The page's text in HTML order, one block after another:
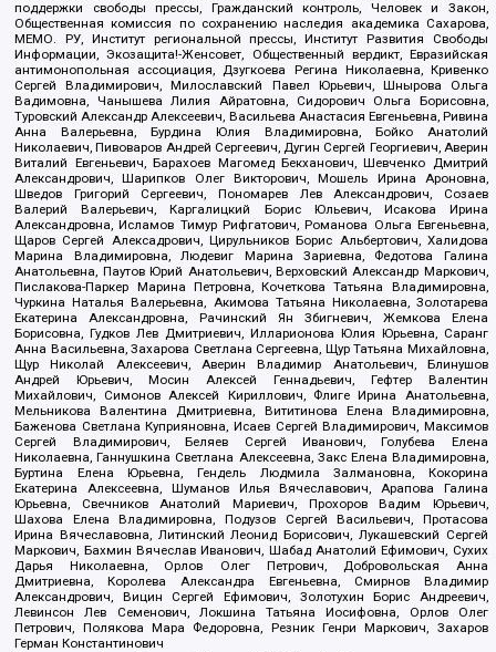
поддержки свободы прессы, Гражданский контроль, Человек и Закон,
Общественная комиссия по сохранению наследия академика Сахарова,
МЕМО. РУ, Институт региональной прессы, Институт Развития Свободы
Информации, Экозащита!-Женсовет, Общественный вердикт, Евразийская
антимонопольная ассоциация, Дзугкоева Регина Николаевна, Кривенко
Сергей Владимирович, Милославский Павел Юрьевич, Шнырова Ольга
Вадимовна, Чанышева Лилия Айратовна, Сидорович Ольга Борисовна,
Туровский Александр Алексеевич, Васильева Анастасия Евгеньевна, Ривина
Анна Валерьевна, Бурдина Юлия Владимировна, Бойко Анатолий
Николаевич, Пивоваров Андрей Сергеевич, Дугин Сергей Георгиевич, Аверин
Виталий Евгеньевич, Барахоев Магомед Бекханович, Шевченко Дмитрий
Александрович, Шарипков Олег Викторович, Мошель Ирина Ароновна,
Шведов Григорий Сергеевич, Пономарев Лев Александрович, Созаев
Валерий Валерьевич, Каргалицкий Борис Юльевич, Исакова Ирина
Александровна, Исламов Тимур Рифгатович, Романова Ольга Евгеньевна,
Щаров Сергей Алексадрович, Цирульников Борис Альбертович, Халидова
Марина Владимировна, Людевиг Марина Зариевна, Федотова Галина
Анатольевна, Паутов Юрий Анатольевич, Верховский Александр Маркович,
Пислакова-Паркер Марина Петровна, Кочеткова Татьяна Владимировна,
Чуркина Наталья Валерьевна, Акимова Татьяна Николаевна, Золотарева
Екатерина Александровна, Рачинский Ян Збигневич, Жемкова Елена
Борисовна, Гудков Лев Дмитриевич, Илларионова Юлия Юрьевна, Саранг
Анна Васильевна, Захарова Светлана Сергеевна, Щур Татьяна Михайловна,
Щур Николай Алексеевич, Аверин Владимир Анатольевич, Блинушов
Андрей Юрьевич, Мосин Алексей Геннадьевич, Гефтер Валентин
Михайлович, Симонов Алексей Кириллович, Флиге Ирина Анатольевна,
Мельникова Валентина Дмитриевна, Вититинова Елена Владимировна,
Баженова Светлана Куприяновна, Исаев Сергей Владимирович, Максимов
Сергей Владимирович, Беляев Сергей Иванович, Голубева Елена
Николаевна, Ганнушкина Светлана Алексеевна, Закс Елена Владимировна,
Буртина Елена Юрьевна, Гендель Людмила Залмановна, Кокорина
Екатерина Алексеевна, Шуманов Илья Вячеславович, Арапова Галина
Юрьевна, Свечников Анатолий Мариевич, Прохоров Вадим Юрьевич,
Шахова Елена Владимировна, Подузов Сергей Васильевич, Протасова
Ирина Вячеславовна, Литинский Леонид Борисович, Лукашевский Сергей
Маркович, Бахмин Вячеслав Иванович, Шабад Анатолий Ефимович, Сухих
Дарья Николаевна, Орлов Олег Петрович, Добровольская Анна
Дмитриевна, Королева Александра Евгеньевна, Смирнов Владимир
Александрович, Вицин Сергей Ефимович, Золотухин Борис Андреевич,
Левинсон Лев Семенович, Локшина Татьяна Иосифовна, Орлов Олег
Петрович, Полякова Мара Федоровна, Резник Генри Маркович, Захаров
Герман Константинович